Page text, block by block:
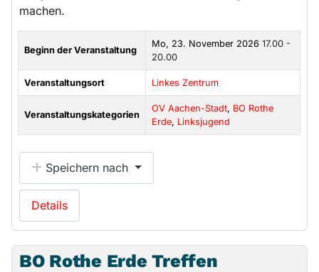
machen.
Beginn der Veranstaltung
Mo, 23. November 202617.00 -
20.00
Veranstaltungsort Linkes Zentrum
Veranstaltungskategorien
OV Aachen-Stadt, BO Rothe
Erde, Linksjugend
Speichern nach
Details
BO Rothe Erde Treffen